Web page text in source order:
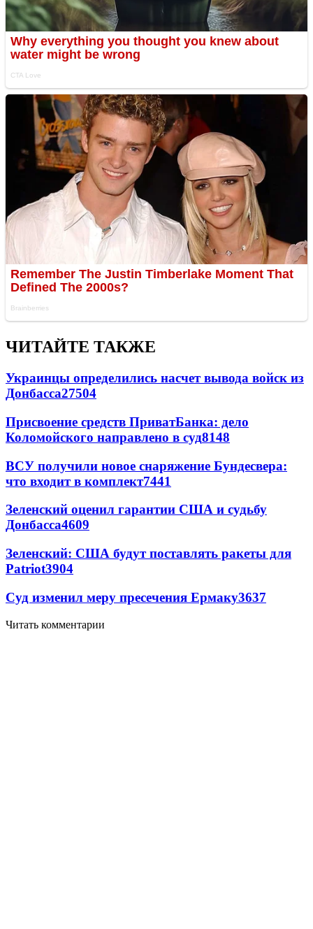
ЧИТАЙТЕ ТАКЖЕ
Украинцы определились насчет вывода войск из
Донбасса27504
Присвоение средств ПриватБанка: дело
Коломойского направлено в суд8148
ВСУ получили новое снаряжение Бундесвера:
что входит в комплект7441
Зеленский оценил гарантии США и судьбу
Донбасса4609
Зеленский: США будут поставлять ракеты для
Patriot3904
Суд изменил меру пресечения Ермаку3637
Читать комментарии